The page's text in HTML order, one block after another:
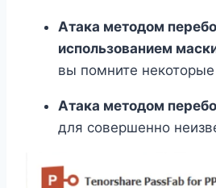
Атака методом
использованием
вы помните
Атака методом
для совершенно